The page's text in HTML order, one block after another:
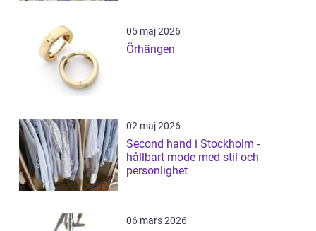
05 maj 2026
Örhängen
02 maj 2026
Second hand i Stockholm -
hållbart mode med stil och
personlighet
06 mars 2026